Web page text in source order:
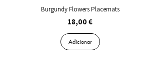
Burgundy Flowers Placemats
Preço
18,00 €
Adicionar